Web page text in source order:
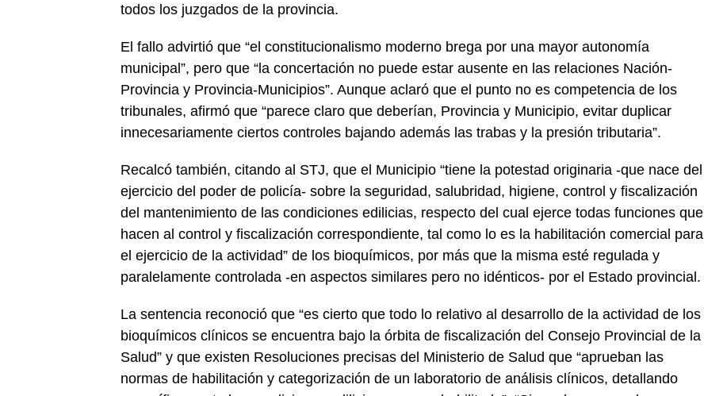
todos los juzgados de la provincia.
El fallo advirtió que “el constitucionalismo moderno brega por una mayor autonomía
municipal”, pero que “la concertación no puede estar ausente en las relaciones Nación-
Provincia y Provincia-Municipios”. Aunque aclaró que el punto no es competencia de los
tribunales, afirmó que “parece claro que deberían, Provincia y Municipio, evitar duplicar
innecesariamente ciertos controles bajando además las trabas y la presión tributaria”.
Recalcó también, citando al STJ, que el Municipio “tiene la potestad originaria -que nace del
ejercicio del poder de policía- sobre la seguridad, salubridad, higiene, control y fiscalización
del mantenimiento de las condiciones edilicias, respecto del cual ejerce todas funciones que
hacen al control y fiscalización correspondiente, tal como lo es la habilitación comercial para
el ejercicio de la actividad” de los bioquímicos, por más que la misma esté regulada y
paralelamente controlada -en aspectos similares pero no idénticos- por el Estado provincial.
La sentencia reconoció que “es cierto que todo lo relativo al desarrollo de la actividad de los
bioquímicos clínicos se encuentra bajo la órbita de fiscalización del Consejo Provincial de la
Salud” y que existen Resoluciones precisas del Ministerio de Salud que “aprueban las
normas de habilitación y categorización de un laboratorio de análisis clínicos, detallando